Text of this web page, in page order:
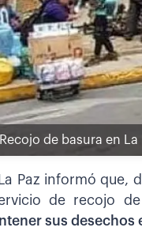
de basura en La
Paz informó que,
de recojo
sus desechos